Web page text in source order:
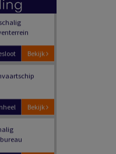
Bekijk
Bekijk